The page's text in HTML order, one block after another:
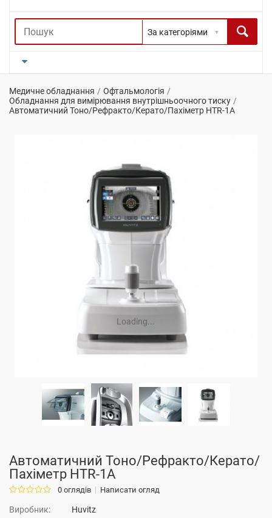
Медичне обладнання
Офтальмологія
Обладнання для вимірювання внутрішньоочного тиску
Автоматичний Тоно/Рефракто/Керато/Пахіметр HTR-1A
Loading...
Автоматичний Тоно/Рефракто/Керато/
Пахіметр HTR-1A
0 оглядів Написати огляд
Виробник:
Huvitz